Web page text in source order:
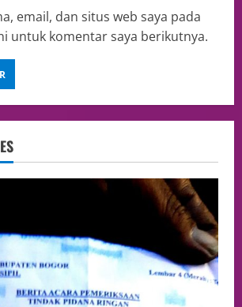
email, dan situs web saya pada
untuk komentar saya berikutnya.